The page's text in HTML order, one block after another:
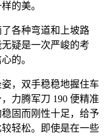
的美。
各种弯道和上坡路
疑是一次严峻的考
的。
，双手稳稳地握住车
力腾军刀 190 便精准
固而刚性十足，给予
轻松。即使是在一些